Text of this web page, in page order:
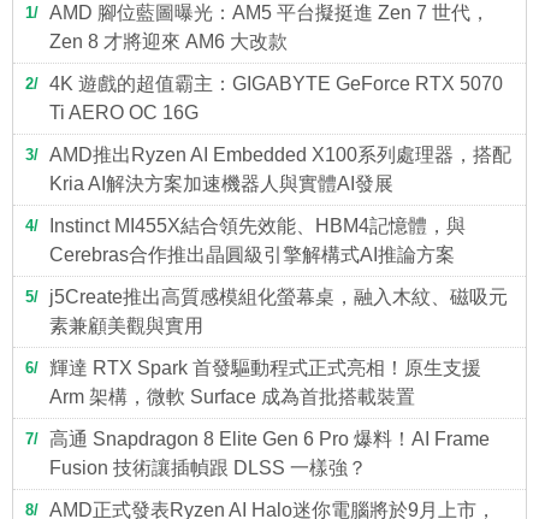
1
AMD 腳位藍圖曝光：AM5 平台擬挺進 Zen 7 世代，
Zen 8 才將迎來 AM6 大改款
2
4K 遊戲的超值霸主：GIGABYTE GeForce RTX 5070
Ti AERO OC 16G
3
AMD推出Ryzen AI Embedded X100系列處理器，搭配
Kria AI解決方案加速機器人與實體AI發展
4
Instinct MI455X結合領先效能、HBM4記憶體，與
Cerebras合作推出晶圓級引擎解構式AI推論方案
5
j5Create推出高質感模組化螢幕桌，融入木紋、磁吸元
素兼顧美觀與實用
6
輝達 RTX Spark 首發驅動程式正式亮相！原生支援
Arm 架構，微軟 Surface 成為首批搭載裝置
7
高通 Snapdragon 8 Elite Gen 6 Pro 爆料！AI Frame
Fusion 技術讓插幀跟 DLSS 一樣強？
8 AMD正式發表Ryzen AI Halo迷你電腦將於9月上市，